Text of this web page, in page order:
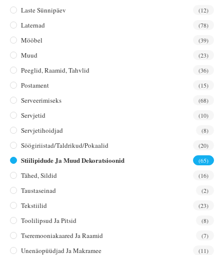
Laste Sünnipäev (12)
Laternad (78)
Mööbel (39)
Muud (23)
Peeglid, Raamid, Tahvlid (36)
Postament (15)
Serveerimiseks (68)
Servjetid (10)
Servjetihoidjad (8)
Söögiriistad/taldrikud/pokaalid (20)
Stiilipidude Ja Muud Dekoratsioonid (65)
Tähed, Sildid (16)
Taustaseinad (2)
Tekstiilid (23)
Toolilipsud Ja Pitsid (8)
Tseremooniakaared Ja Raamid (7)
Unenäopüüdjad Ja Makramee (11)